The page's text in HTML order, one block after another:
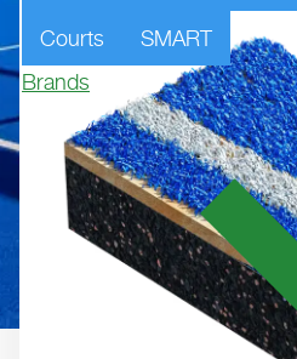
Courts
SMART
Brands